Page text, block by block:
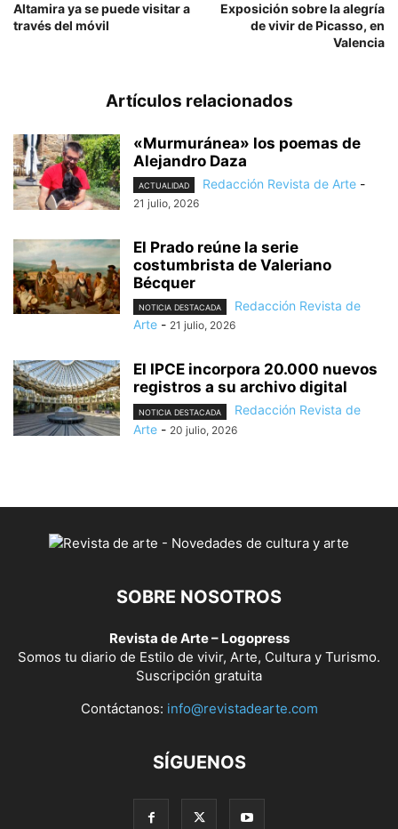
Altamira ya se puede visitar a
través del móvil
Exposición sobre la alegría
de vivir de Picasso, en
Valencia
Artículos relacionados
«Murmuránea» los poemas de
Alejandro Daza
ACTUALIDAD Redacción Revista de Arte -
21 julio, 2026
El Prado reúne la serie
costumbrista de Valeriano
Bécquer
NOTICIA DESTACADA
Redacción Revista de
Arte - 21 julio, 2026
El IPCE incorpora 20.000 nuevos
registros a su archivo digital
NOTICIA DESTACADA
Redacción Revista de
Arte - 20 julio, 2026
SOBRE NOSOTROS
Revista de Arte – Logopress
Somos tu diario de Estilo de vivir, Arte, Cultura y Turismo.
Suscripción gratuita
Contáctanos: info@revistadearte.com
SÍGUENOS